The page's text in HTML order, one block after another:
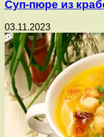
Суп-пюре из
03.11.2023